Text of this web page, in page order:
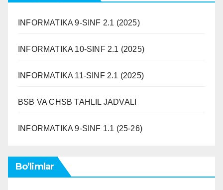
INFORMATIKA 9-SINF 2.1 (2025)
INFORMATIKA 10-SINF 2.1 (2025)
INFORMATIKA 11-SINF 2.1 (2025)
BSB VA CHSB TAHLIL JADVALI
INFORMATIKA 9-SINF 1.1 (25-26)
Bo’limlar